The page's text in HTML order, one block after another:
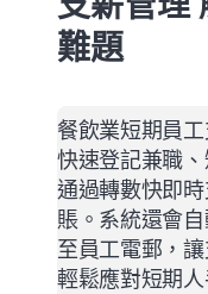
難題
餐飲業短期員
快速登記兼職
通過轉數快即
賬。系統還會自
至員工電郵，
輕鬆應對短期人